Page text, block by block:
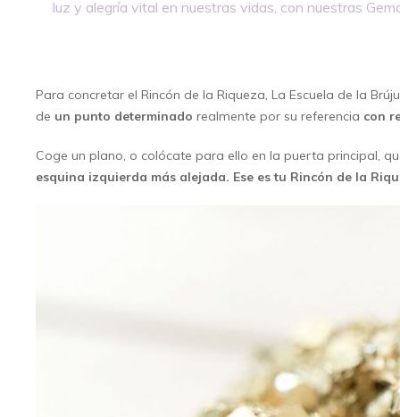
luz y alegría vital en nuestras vidas, con nuestras
Para concretar el Rincón de la Riqueza, La Escuela de la
de un punto determinado realmente por su referencia con
Coge un plano, o colócate para ello en la puerta principal,
esquina izquierda más alejada. Ese es tu Rincón de la